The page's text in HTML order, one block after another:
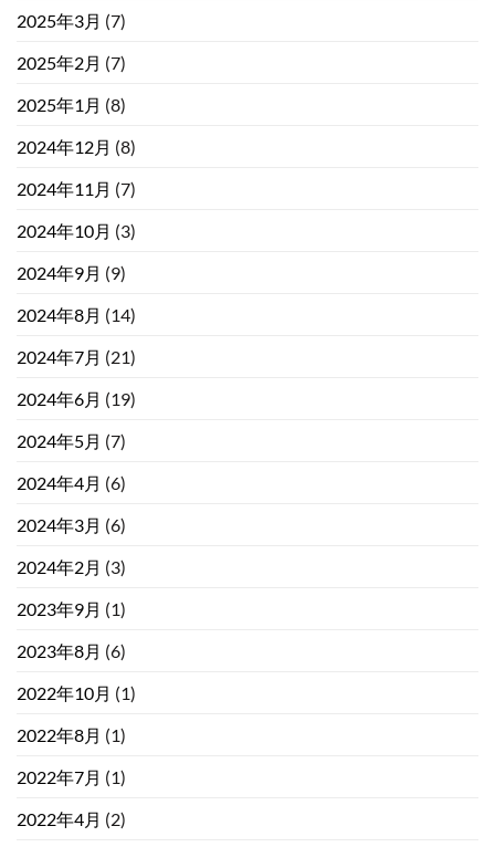
2025年3月 (7)
2025年2月 (7)
2025年1月 (8)
2024年12月 (8)
2024年11月 (7)
2024年10月 (3)
2024年9月 (9)
2024年8月 (14)
2024年7月 (21)
2024年6月 (19)
2024年5月 (7)
2024年4月 (6)
2024年3月 (6)
2024年2月 (3)
2023年9月 (1)
2023年8月 (6)
2022年10月 (1)
2022年8月 (1)
2022年7月 (1)
2022年4月 (2)